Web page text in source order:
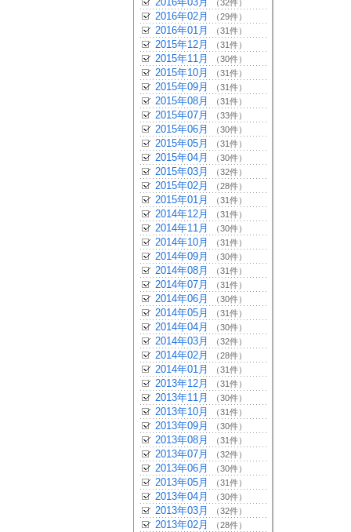
（32件）
2016年02月 （29件）
2016年01月 （31件）
2015年12月 （31件）
2015年11月 （30件）
2015年10月 （31件）
2015年09月 （31件）
2015年08月 （31件）
2015年07月 （33件）
2015年06月 （30件）
2015年05月 （31件）
2015年04月 （30件）
2015年03月 （32件）
2015年02月 （28件）
2015年01月 （31件）
2014年12月 （31件）
2014年11月 （30件）
2014年10月 （31件）
2014年09月 （30件）
2014年08月 （31件）
2014年07月 （31件）
2014年06月 （30件）
2014年05月 （31件）
2014年04月 （30件）
2014年03月 （32件）
2014年02月 （28件）
2014年01月 （31件）
2013年12月 （31件）
2013年11月 （30件）
2013年10月 （31件）
2013年09月 （30件）
2013年08月 （31件）
2013年07月 （32件）
2013年06月 （30件）
2013年05月 （31件）
2013年04月 （30件）
2013年03月 （32件）
2013年02月 （28件）